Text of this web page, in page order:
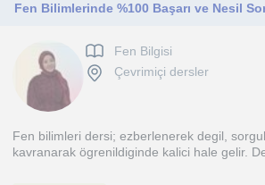
Fen Bilgisi
Çevrimiçi dersler
Fen bilimleri dersi; ezberlenerek degil,
kavranarak ögrenildiginde kalici hale gelir.